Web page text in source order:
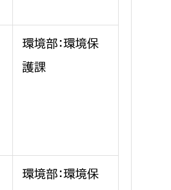
環境部：環境保
護課
環境部：環境保